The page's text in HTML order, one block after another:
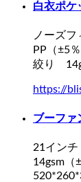
白衣ポケ
ノーズ
PP（±5
絞り
https://
ブーファ
21イン
14gsm